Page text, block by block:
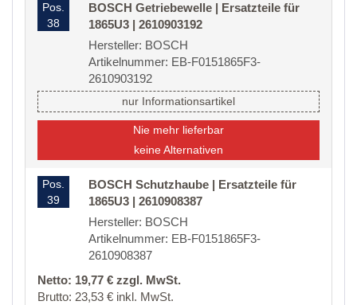
Pos.
38
BOSCH Getriebewelle | Ersatzteile für
1865U3 | 2610903192
Hersteller: BOSCH
Artikelnummer: EB-F0151865F3-
2610903192
nur Informationsartikel
Nie mehr lieferbar
keine Alternativen
Pos.
39
BOSCH Schutzhaube | Ersatzteile für
1865U3 | 2610908387
Hersteller: BOSCH
Artikelnummer: EB-F0151865F3-
2610908387
Netto: 19,77 € zzgl. MwSt.
Brutto: 23,53 € inkl. MwSt.